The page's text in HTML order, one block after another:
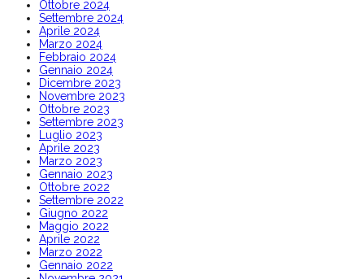
Ottobre 2024
Settembre 2024
Aprile 2024
Marzo 2024
Febbraio 2024
Gennaio 2024
Dicembre 2023
Novembre 2023
Ottobre 2023
Settembre 2023
Luglio 2023
Aprile 2023
Marzo 2023
Gennaio 2023
Ottobre 2022
Settembre 2022
Giugno 2022
Maggio 2022
Aprile 2022
Marzo 2022
Gennaio 2022